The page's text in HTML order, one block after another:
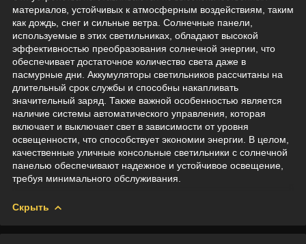
материалов, устойчивых к атмосферным воздействиям, таким
как дождь, снег и сильные ветра. Солнечные панели,
используемые в этих светильниках, обладают высокой
эффективностью преобразования солнечной энергии, что
обеспечивает достаточное количество света даже в
пасмурные дни. Аккумуляторы светильников рассчитаны на
длительный срок службы и способны накапливать
значительный заряд. Также важной особенностью является
наличие системы автоматического управления, которая
включает и выключает свет в зависимости от уровня
освещенности, что способствует экономии энергии. В целом,
качественные уличные консольные светильники с солнечной
панелью обеспечивают надежное и устойчивое освещение,
требуя минимального обслуживания.
Скрыть